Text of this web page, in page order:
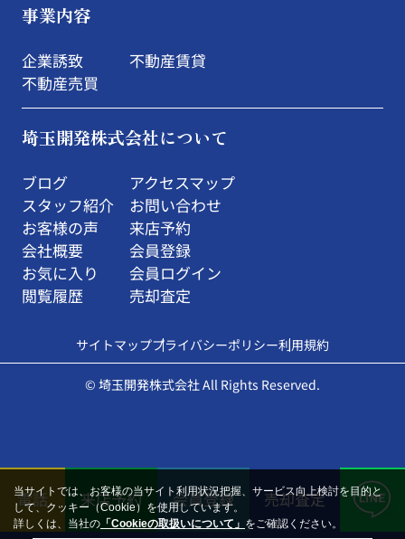
事業内容
企業誘致
不動産売買
不動産賃貸
埼玉開発株式会社について
ブログ
スタッフ紹介
お客様の声
会社概要
お気に入り
閲覧履歴
アクセスマップ
お問い合わせ
来店予約
会員登録
会員ログイン
売却査定
サイトマッププライバシーポリシー利用規約
© 埼玉開発株式会社 All Rights Reserved.
電話 来店予約 会員登録 売却査定
当サイトでは、お客様の当サイト利用状況把握、サービス向上検討を目的と
して、クッキー（Cookie）を使用しています。
詳しくは、当社の 「Cookieの取扱いについて」 をご確認ください。